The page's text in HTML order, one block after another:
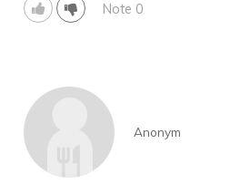
Note 0
Anonym